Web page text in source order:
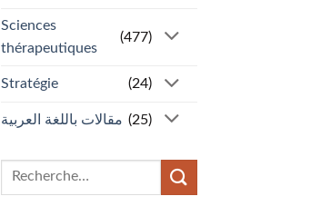
Sciences
thérapeutiques
(477)
Stratégie (24)
مقالات باللغة العربية (25)